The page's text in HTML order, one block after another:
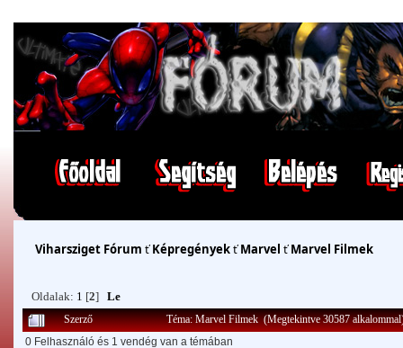
Viharsziget Fórum ťKépregényekťMarvel ťMarvel Filmek
Oldalak: 1 [2] Le
Szerző
Téma: Marvel Filmek (Megtekintve 30587
0 Felhasználó és 1 vendég van a témában